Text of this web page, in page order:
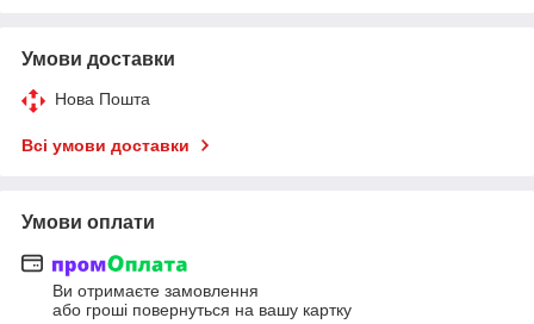
Умови доставки
Нова Пошта
Всі умови доставки
Умови оплати
Ви отримаєте замовлення
або гроші повернуться на вашу картку